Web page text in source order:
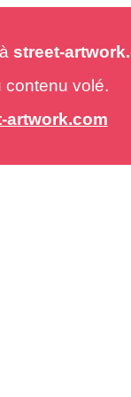
street-
contenu volé.
artwork.com